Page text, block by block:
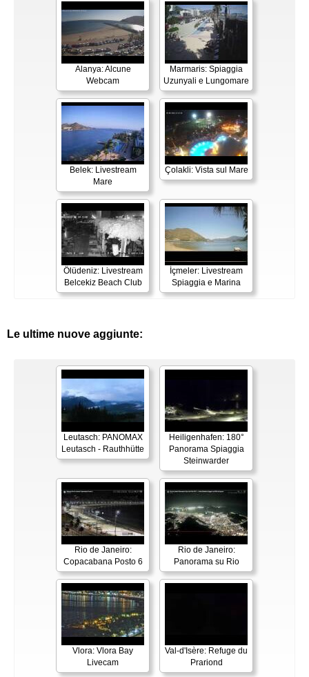
Alanya: Alcune
Webcam
Marmaris: Spiaggia
Uzunyali e Lungomare
Belek: Livestream
Mare
Çolakli: Vista sul Mare
Ölüdeniz: Livestream
Belcekiz Beach Club
İçmeler: Livestream
Spiaggia e Marina
Le ultime nuove aggiunte:
Leutasch: PANOMAX
Leutasch - Rauthhütte
Heiligenhafen: 180°
Panorama Spiaggia
Steinwarder
Rio de Janeiro:
Copacabana Posto 6
Rio de Janeiro:
Panorama su Rio
Vlora: Vlora Bay
Livecam
Val-d'Isère: Refuge du
Prariond